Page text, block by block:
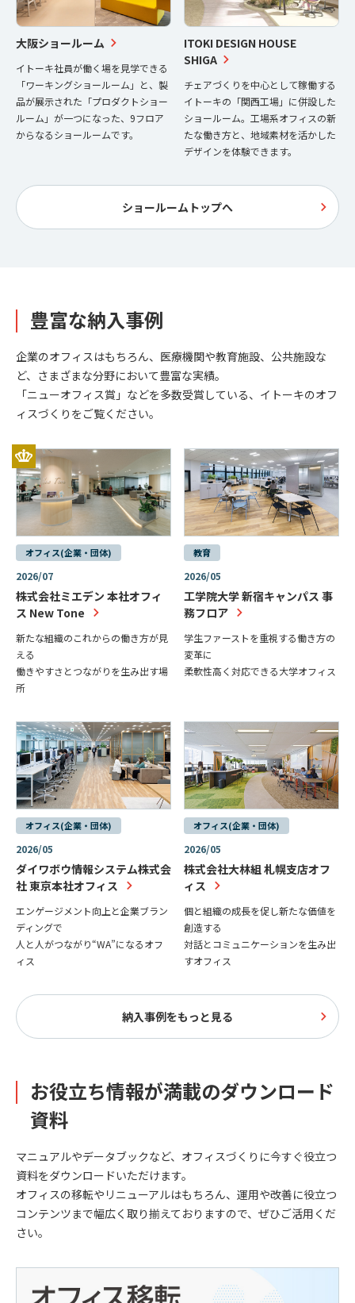
大阪ショールーム
イトーキ社員が働く場を見学できる
「ワーキングショールーム」と、製
品が展示された「プロダクトショー
ルーム」が一つになった、9フロア
からなるショールームです。
ITOKI DESIGN HOUSE
SHIGA
チェアづくりを中心として稼働する
イトーキの「関西工場」に併設した
ショールーム。工場系オフィスの新
たな働き方と、地域素材を活かした
デザインを体験できます。
ショールームトップへ
豊富な納入事例
企業のオフィスはもちろん、医療機関や教育施設、公共施設な
ど、さまざまな分野において豊富な実績。
「ニューオフィス賞」などを多数受賞している、イトーキのオフ
ィスづくりをご覧ください。
オフィス(企業・団体)
2026/07
株式会社ミエデン 本社オフィ
ス New Tone
新たな組織のこれからの働き方が見
える
働きやすさとつながりを生み出す場
所
教育
2026/05
工学院大学 新宿キャンパス 事
務フロア
学生ファーストを重視する働き方の
変革に
柔軟性高く対応できる大学オフィス
オフィス(企業・団体)
2026/05
ダイワボウ情報システム株式会
社 東京本社オフィス
エンゲージメント向上と企業ブラン
ディングで
人と人がつながり“WA”になるオフ
ィス
オフィス(企業・団体)
2026/05
株式会社大林組 札幌支店オフ
ィス
個と組織の成長を促し新たな価値を
創造する
対話とコミュニケーションを生み出
すオフィス
納入事例をもっと見る
お役立ち情報が満載のダウンロード
資料
マニュアルやデータブックなど、オフィスづくりに今すぐ役立つ
資料をダウンロードいただけます。
オフィスの移転やリニューアルはもちろん、運用や改善に役立つ
コンテンツまで幅広く取り揃えておりますので、ぜひご活用くだ
さい。